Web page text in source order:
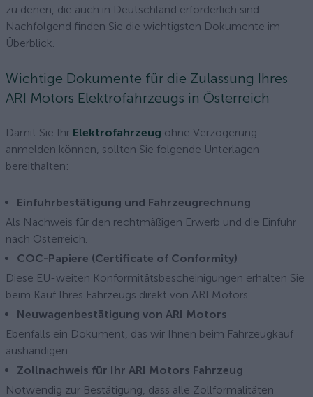
zu denen, die auch in Deutschland erforderlich sind.
Nachfolgend finden Sie die wichtigsten Dokumente im
Überblick.
Wichtige Dokumente für die Zulassung Ihres
ARI Motors Elektrofahrzeugs in Österreich
Damit Sie Ihr Elektrofahrzeug ohne Verzögerung
anmelden können, sollten Sie folgende Unterlagen
bereithalten:
Einfuhrbestätigung und Fahrzeugrechnung
Als Nachweis für den rechtmäßigen Erwerb und die Einfuhr
nach Österreich.
COC-Papiere (Certificate of Conformity)
Diese EU-weiten Konformitätsbescheinigungen erhalten Sie
beim Kauf Ihres Fahrzeugs direkt von ARI Motors.
Neuwagenbestätigung von ARI Motors
Ebenfalls ein Dokument, das wir Ihnen beim Fahrzeugkauf
aushändigen.
Zollnachweis für Ihr ARI Motors Fahrzeug
Notwendig zur Bestätigung, dass alle Zollformalitäten